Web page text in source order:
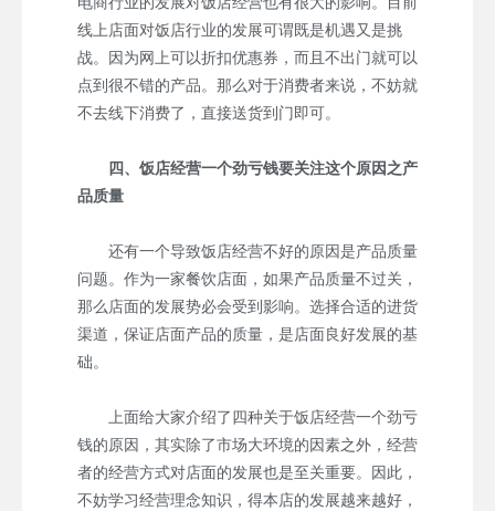
线上店面对饭店行业的发展可谓既是机遇又是挑
战。因为网上可以折扣优惠券，而且不出门就可以
点到很不错的产品。那么对于消费者来说，不妨就
不去线下消费了，直接送货到门即可。
四、饭店经营一个劲亏钱要关注这个原因之产
品质量
还有一个导致饭店经营不好的原因是产品质量
问题。作为一家餐饮店面，如果产品质量不过关，
那么店面的发展势必会受到影响。选择合适的进货
渠道，保证店面产品的质量，是店面良好发展的基
础。
上面给大家介绍了四种关于饭店经营一个劲亏
钱的原因，其实除了市场大环境的因素之外，经营
者的经营方式对店面的发展也是至关重要。因此，
不妨学习经营理念知识，得本店的发展越来越好，